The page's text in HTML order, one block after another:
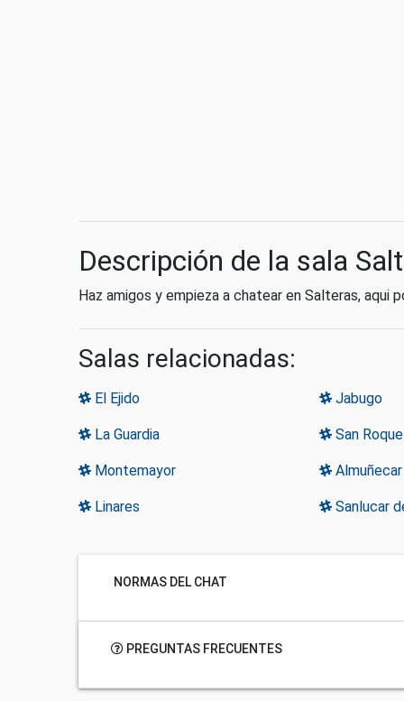
Descripción de la sala
Haz amigos y empieza a chatear en Salteras, aqui
Salas relacionadas:
El Ejido Jabugo
La Guardia San Roque
Montemayor Almuñecar
Linares Sanlucar
NORMAS DEL CHAT
PREGUNTAS FRECUENTES